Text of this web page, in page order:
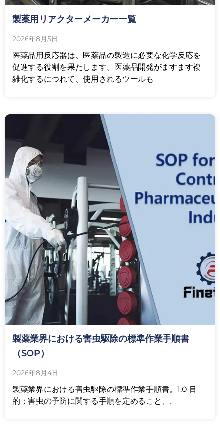
製薬用リアクターメーカー一覧
2026年8月5日
医薬品用反応器は、医薬品の製造に必要な化学反応を
促進する役割を果たします。医薬品開発がますます複
雑化するにつれて、使用されるツールも
製薬業界における害虫駆除の標準作業手順書
（SOP）
2026年8月4日
製薬業界における害虫駆除の標準作業手順書。1.0 目
的：害虫の予防に関する手順を定めること、,